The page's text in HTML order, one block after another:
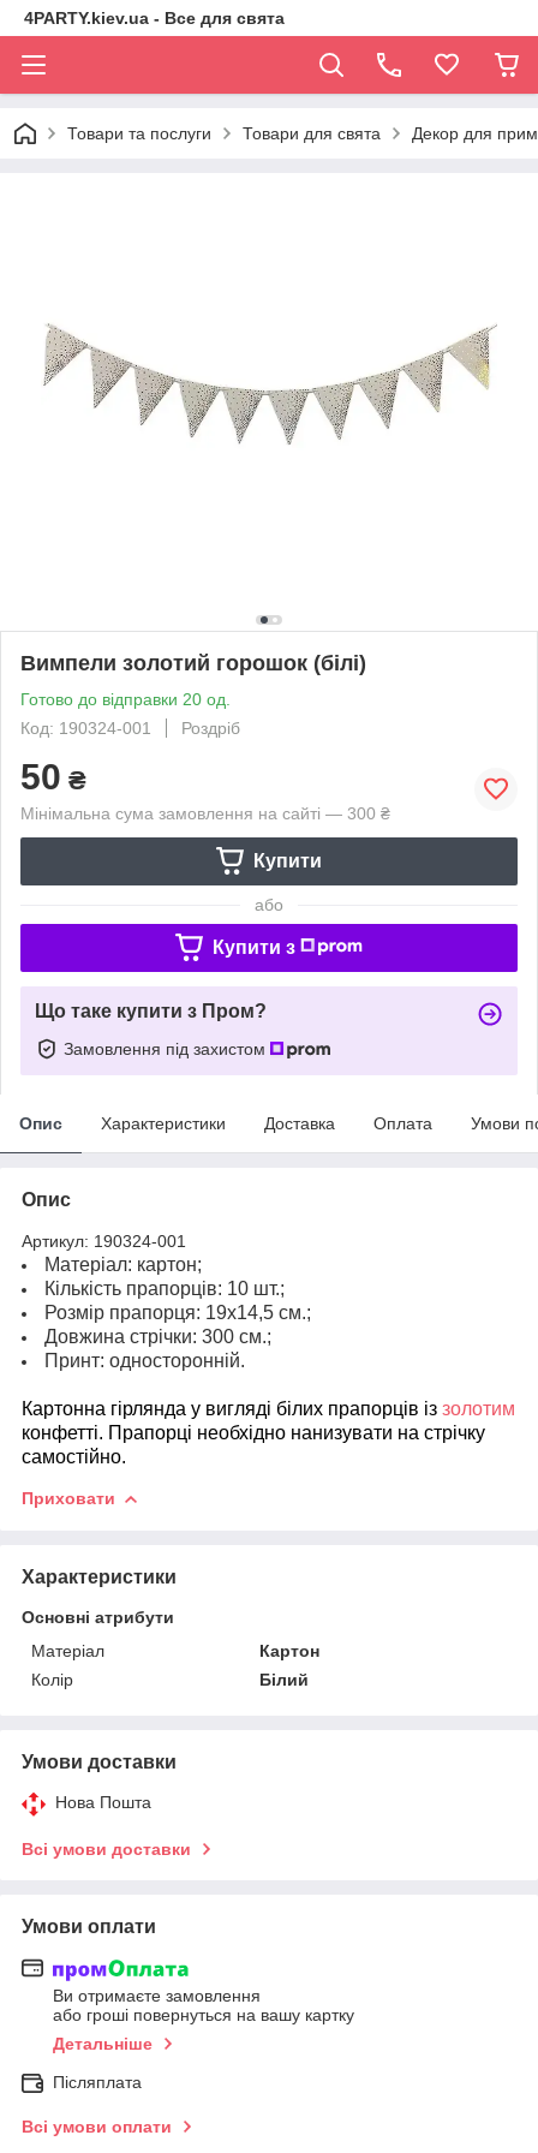
4PARTY.kiev.ua - Все для свята
Товари та послуги Товари для свята Декор для
Вимпели золотий горошок (білі)
Готово до відправки 20 од.
Код: 190324-001
Роздріб
50 ₴
Мінімальна сума замовлення на сайті — 300 ₴
Купити
або
Купити з
Що таке купити з Пром?
Замовлення під захистом
Опис Характеристики Доставка Оплата Умови
Опис
Артикул: 190324-001
Матеріал: картон;
Кількість прапорців: 10 шт.;
Розмір прапорця: 19х14,5 см.;
Довжина стрічки: 300 см.;
Принт: односторонній.
Картонна гірлянда у вигляді білих прапорців із золотим
конфетті. Прапорці необхідно нанизувати на стрічку
самостійно.
Приховати
Характеристики
Основні атрибути
Матеріал
Картон
Колір
Білий
Умови доставки
Нова Пошта
Всі умови доставки
Умови оплати
Ви отримаєте замовлення
або гроші повернуться на вашу картку
Детальніше
Післяплата
Всі умови оплати